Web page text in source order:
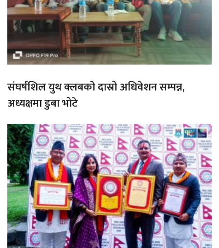
संघर्षशिल युथ क्लबको दास्रो अधिवेशन सम्पन्न,
अध्यक्षमा डुबा भोटे